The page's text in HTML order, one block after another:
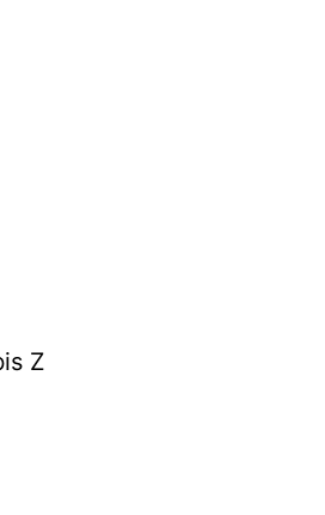
Z